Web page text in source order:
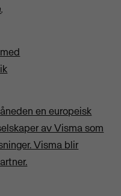
.
en europeisk
av Visma som
Visma blir